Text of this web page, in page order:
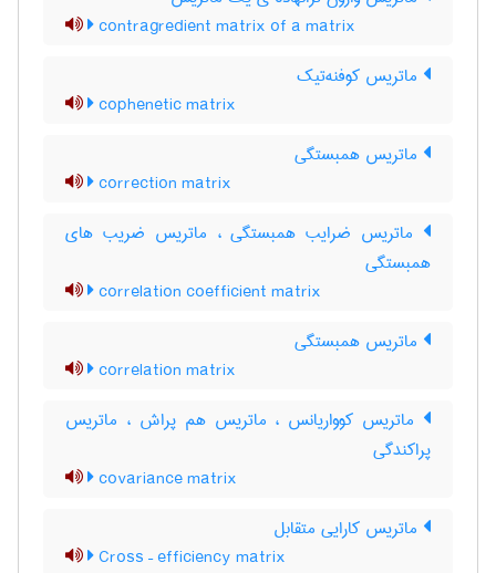
contragredient matrix of a matrix
ماتریس کوفنه‌تیک
cophenetic matrix
ماتریس همبستگی
correction matrix
ماتریس ضرایب همبستگی ، ماتریس ضریب های
همبستگی
correlation coefficient matrix
ماتریس همبستگی
correlation matrix
ماتریس کوواریانس ، ماتریس هم پراش ، ماتریس
پراکندگی
covariance matrix
ماتریس کارایی متقابل
Cross – efficiency matrix